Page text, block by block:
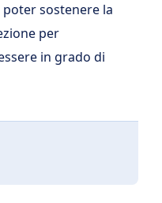
sostenere la
per
in grado di